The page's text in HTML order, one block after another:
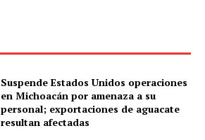
Suspende Estados Unidos operaciones
en Michoacán por amenaza a su
personal; exportaciones de aguacate
resultan afectadas